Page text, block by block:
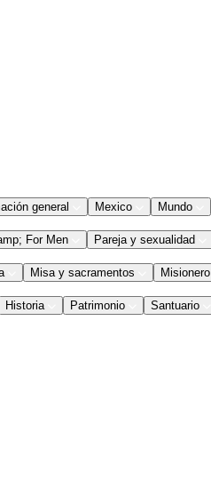
general Mexico Mundo
For Men Pareja y sexualidad
Misa y sacramentos Misionero
Historia Patrimonio Santuario